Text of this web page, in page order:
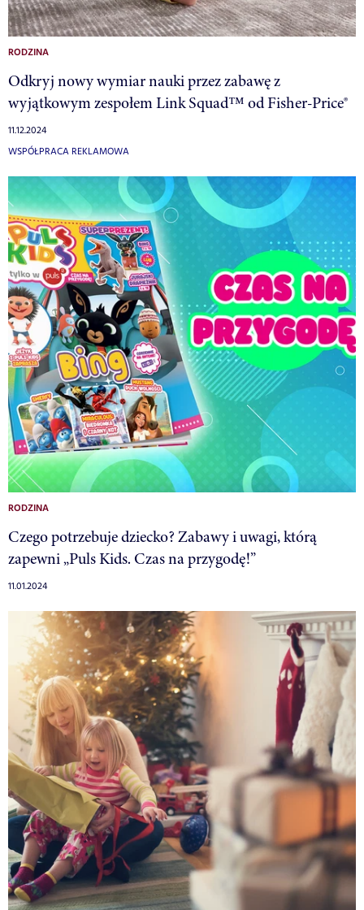
RODZINA
Odkryj nowy wymiar nauki przez zabawę z
wyjątkowym zespołem Link Squad™ od Fisher-Price®
11.12.2024
WSPÓŁPRACA REKLAMOWA
RODZINA
Czego potrzebuje dziecko? Zabawy i uwagi, którą
zapewni „Puls Kids. Czas na przygodę!”
11.01.2024